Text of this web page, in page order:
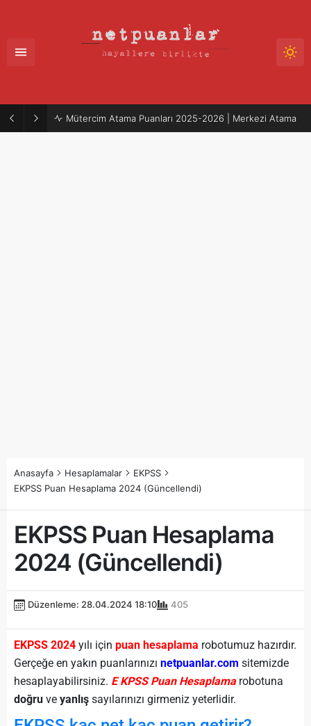
Mütercim Atama Puanları 2025-2026 | Merkezi Atama
Anasayfa Hesaplamalar
EKPSS
EKPSS Puan Hesaplama 2024 (Güncellendi)
EKPSS Puan Hesaplama
2024 (Güncellendi)
Düzenleme: 28.04.2024 18:10 405
EKPSS 2024 yılı için puan hesaplama robotumuz hazırdır.
Gerçeğe en yakın puanlarınızı netpuanlar.com sitemizde
hesaplayabilirsiniz. E KPSS Puan Hesaplamarobotuna
doğru ve yanlış sayılarınızı girmeniz yeterlidir.